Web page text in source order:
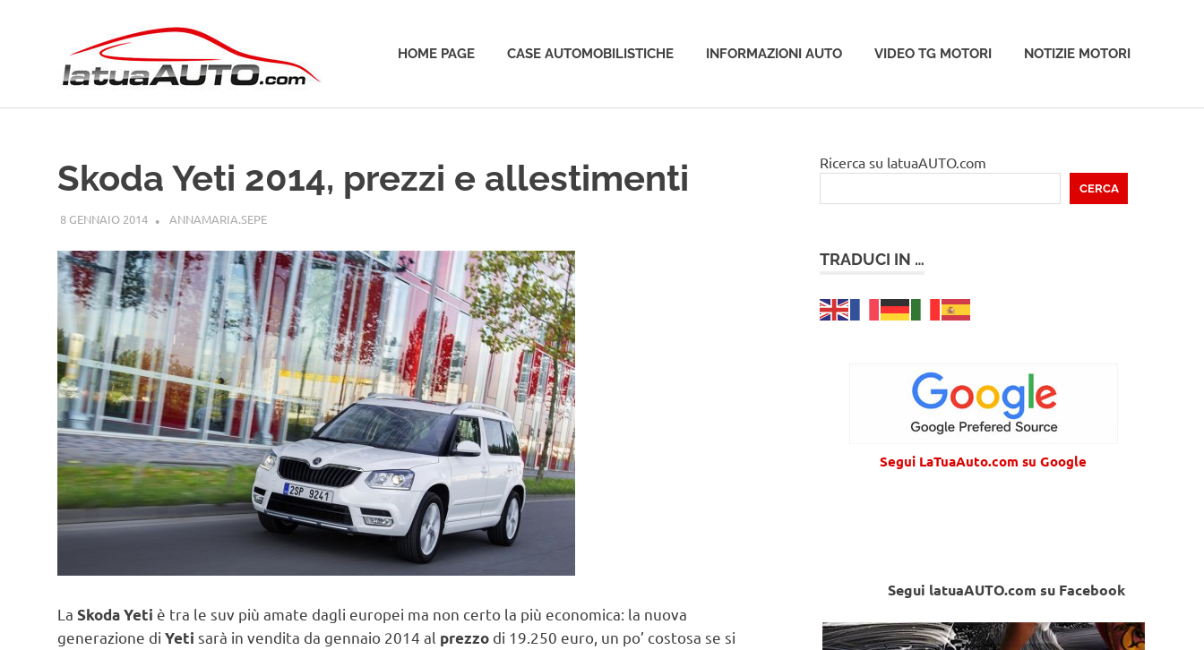
HOME PAGE CASE AUTOMOBILISTICHE INFORMAZIONI AUTO VIDEO TG MOTORI NOTIZIE MOTORI
Skoda Yeti 2014, prezzi e allestimenti
8 GENNAIO 2014 ANNAMARIA.SEPESKODA
La Skoda Yeti è tra le suv più amate dagli europei ma non certo la più economica: la nuova
generazione di Yeti sarà in vendita da gennaio 2014 al prezzo di 19.250 euro, un po’ costosa se si
Ricerca su latuaAUTO.com
CERCA
TRADUCI IN …
Segui LaTuaAuto.com su Google
Segui latuaAUTO.com su Facebook